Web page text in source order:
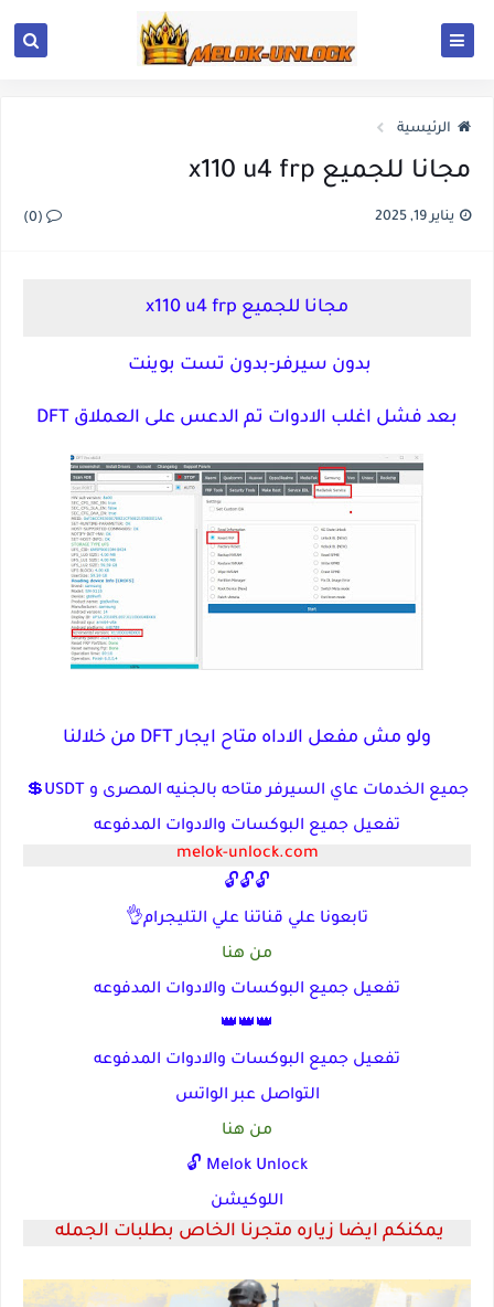
الرئيسية
مجانا للجميع x110 u4 frp
يناير 19, 2025 (0)
مجانا للجميع x110 u4 frp
بدون سيرفر-بدون تست بوينت
بعد فشل اغلب الادوات تم الدعس على العملاق DFT
ولو مش مفعل الاداه متاح ايجار DFT من خلالنا
جميع الخدمات عاي السيرفر متاحه بالجنيه المصرى و USDT💲
تفعيل جميع البوكسات والادوات المدفوعه
melok-unlock.com
🔓🔓🔓
تابعونا علي قناتنا علي التليجرام👌
من هنا
تفعيل جميع البوكسات والادوات المدفوعه
👑👑👑
تفعيل جميع البوكسات والادوات المدفوعه
التواصل عبر الواتس
من هنا
Melok Unlock 🔓
اللوكيشن
يمكنكم ايضا زياره متجرنا الخاص بطلبات الجمله